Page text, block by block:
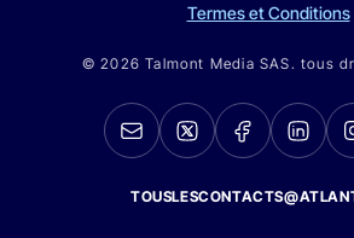
Termes et Conditions
© 2026 Talmont Media SAS. tous